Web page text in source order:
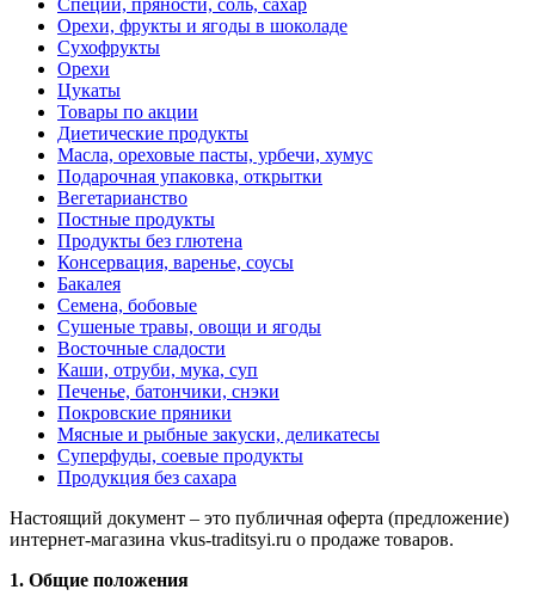
Орехи, фрукты и ягоды в шоколаде
Сухофрукты
Орехи
Цукаты
Товары по акции
Диетические продукты
Масла, ореховые пасты, урбечи, хумус
Подарочная упаковка, открытки
Вегетарианство
Постные продукты
Продукты без глютена
Консервация, варенье, соусы
Бакалея
Семена, бобовые
Сушеные травы, овощи и ягоды
Восточные сладости
Каши, отруби, мука, суп
Печенье, батончики, снэки
Покровские пряники
Мясные и рыбные закуски, деликатесы
Суперфуды, соевые продукты
Продукция без сахара
Настоящий документ – это публичная оферта (предложение)
интернет-магазина vkus-traditsyi.ru о продаже товаров.
1. Общие положения